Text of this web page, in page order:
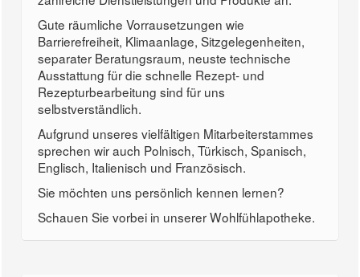
Gute räumliche Vorrausetzungen wie
Barrierefreiheit, Klimaanlage, Sitzgelegenheiten,
separater Beratungsraum, neuste technische
Ausstattung für die schnelle Rezept- und
Rezepturbearbeitung sind für uns
selbstverständlich.
Aufgrund unseres vielfältigen Mitarbeiterstammes
sprechen wir auch Polnisch, Türkisch, Spanisch,
Englisch, Italienisch und Französisch.
Sie möchten uns persönlich kennen lernen?
Schauen Sie vorbei in unserer Wohlfühlapotheke.